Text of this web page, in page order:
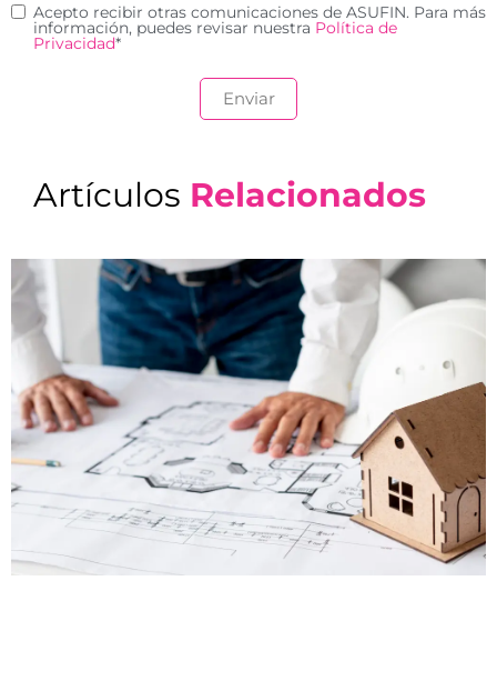
Acepto recibir otras comunicaciones de ASUFIN. Para más
información, puedes revisar nuestra Política de
Privacidad*
Artículos Relacionados